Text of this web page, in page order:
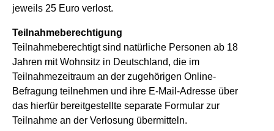
jeweils 25 Euro verlost.
Teilnahmeberechtigung
Teilnahmeberechtigt sind natürliche Personen ab 18
Jahren mit Wohnsitz in Deutschland, die im
Teilnahmezeitraum an der zugehörigen Online-
Befragung teilnehmen und ihre E-Mail-Adresse über
das hierfür bereitgestellte separate Formular zur
Teilnahme an der Verlosung übermitteln.